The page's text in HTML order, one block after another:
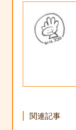
関連記事